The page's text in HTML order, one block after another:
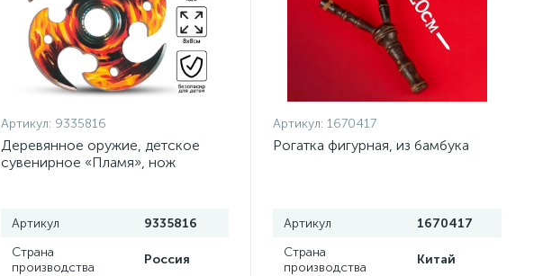
Артикул: 9335816
Деревянное оружие, детское
сувенирное «Пламя», нож
Артикул
9335816
Страна
производства
Россия
Артикул: 1670417
Рогатка фигурная, из бамбука
Артикул
1670417
Страна
производства
Китай